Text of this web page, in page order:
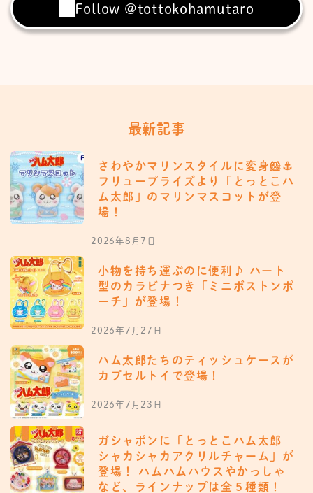
Follow @tottokohamutaro
最新記事
さわやかマリンスタイルに変身🐹⚓️
フリュープライズより「とっとこハ
ム太郎」のマリンマスコットが登
場！
2026年8月7日
小物を持ち運ぶのに便利♪ ハート
型のカラビナつき「ミニボストンポ
ーチ」が登場！
2026年7月27日
ハム太郎たちのティッシュケースが
カプセルトイで登場！
2026年7月23日
ガシャポンに「とっとこハム太郎
シャカシャカアクリルチャーム」が
登場！ ハムハムハウスやかっしゃ
など、ラインナップは全５種類！